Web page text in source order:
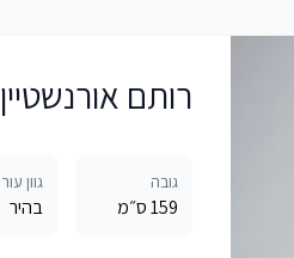
רותם אורנשטיין
גובה
159 ס״מ
גוון עור
בהיר